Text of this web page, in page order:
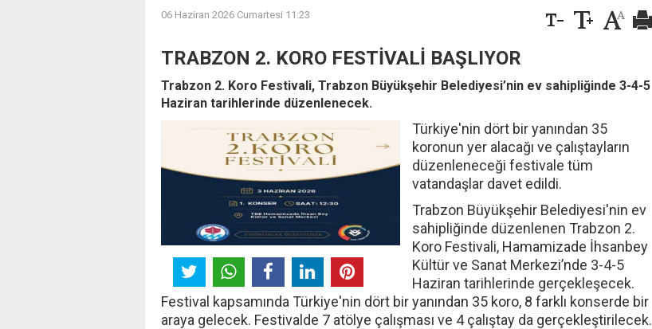
06 Haziran 2026 Cumartesi 11:23
TRABZON 2. KORO FESTİVALİ BAŞLIYOR
Trabzon 2. Koro Festivali, Trabzon Büyükşehir Belediyesi’nin ev sahipliğinde 3-4-5
Haziran tarihlerinde düzenlenecek.
Türkiye'nin dört bir yanından 35
koronun yer alacağı ve çalıştayların
düzenleneceği festivale tüm
vatandaşlar davet edildi.
Trabzon Büyükşehir Belediyesi'nin ev
sahipliğinde düzenlenen Trabzon 2.
Koro Festivali, Hamamizade İhsanbey
Kültür ve Sanat Merkezi’nde 3-4-5
Haziran tarihlerinde gerçekleşecek.
Festival kapsamında Türkiye'nin dört bir yanından 35 koro, 8 farklı konserde bir
araya gelecek. Festivalde 7 atölye çalışması ve 4 çalıştay da gerçekleştirilecek.